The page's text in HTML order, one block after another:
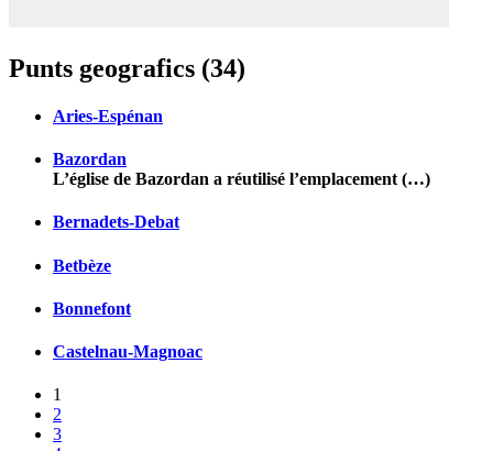
Punts geografics (34)
Aries-Espénan
Bazordan
L’église de Bazordan a réutilisé l’emplacement (…)
Bernadets-Debat
Betbèze
Bonnefont
Castelnau-Magnoac
1
2
3